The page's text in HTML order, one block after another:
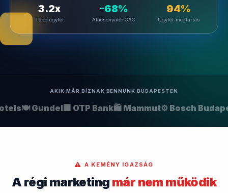
3.2x -68% 94%
AKIK MÁR BÍZNAK BENNÜNK BUDAPESTEN
🍽️ Gundel🏢 OTP Bank🛍️ Mammut⚙️ Bosch
A KEMÉNY IGAZSÁG
A régi marketing már nem működik